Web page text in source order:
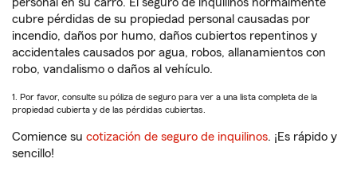
cubre pérdidas de su propiedad personal causadas por
incendio, daños por humo, daños cubiertos repentinos y
accidentales causados por agua, robos, allanamientos con
robo, vandalismo o daños al vehículo.
1. Por favor, consulte su póliza de seguro para ver a una lista completa de la
propiedad cubierta y de las pérdidas cubiertas.
Comience su cotización de seguro de inquilinos. ¡Es rápido y
sencillo!